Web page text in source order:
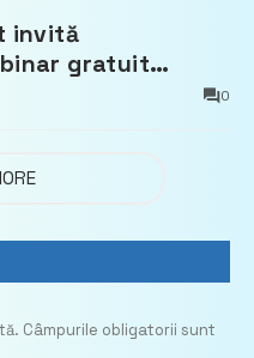
invită
gratuit
pe bunurile
0
Câmpurile obligatorii sunt